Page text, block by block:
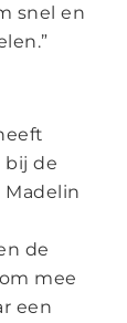
snel en
bij de
Madelin
de
mee
een